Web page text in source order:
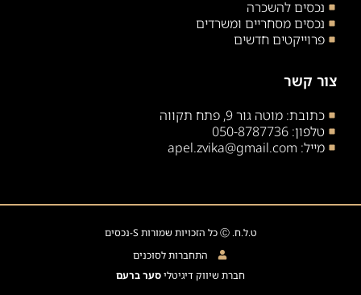
נכסים להשכרה
נכסים מסחריים ומשרדים
פרוייקטים חדשים
צור קשר
כתובת: מוטה גור 9, פתח תקווה
טלפון: 050-8787736
מייל: apel.zvika@gmail.com
ט.ל.ח. Ⓒ כל הזכויות שמורות S-נכסים
התחברות לסוכנים
חברת שיווק דיגיטליסער ברעם